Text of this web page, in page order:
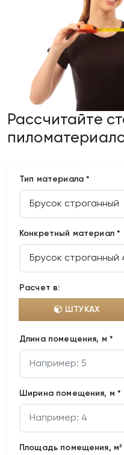
Рассчитайте
Тип материала *
Конкретный материал *
Расчет в:
ШТУКАХ
Длина помещения, м *
Ширина помещения, м *
Площадь помещения, м²